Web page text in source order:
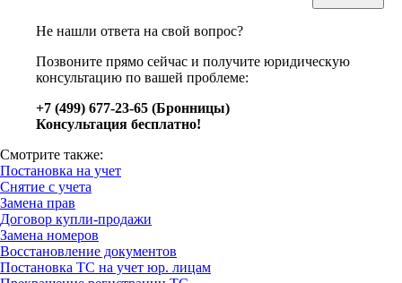
Не нашли ответа на свой вопрос?
Позвоните прямо сейчас и получите юридическую
консультацию по вашей проблеме:
+7 (499) 677-23-65 (Бронницы)
Консультация бесплатно!
Смотрите также:
Постановка на учет
Снятие с учета
Замена прав
Договор купли-продажи
Замена номеров
Восстановление документов
Постановка ТС на учет юр. лицам